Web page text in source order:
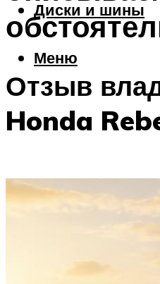
Диски и шины
Меню
Отзыв
Honda